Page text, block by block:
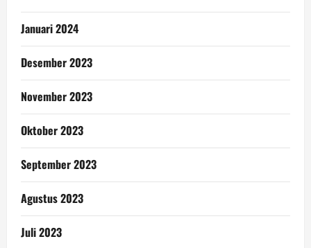
Januari 2024
Desember 2023
November 2023
Oktober 2023
September 2023
Agustus 2023
Juli 2023